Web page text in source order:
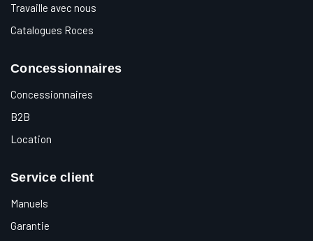
Travaille avec nous
Catalogues Roces
Concessionnaires
Concessionnaires
B2B
Location
Service client
Manuels
Garantie